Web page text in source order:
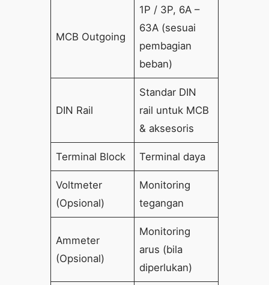
MCB Outgoing
1P / 3P, 6A –
63A (sesuai
pembagian
beban)
DIN Rail
Standar DIN
rail untuk MCB
& aksesoris
Terminal Block Terminal daya
Voltmeter
(Opsional)
Monitoring
tegangan
Ammeter
(Opsional)
Monitoring
arus (bila
diperlukan)